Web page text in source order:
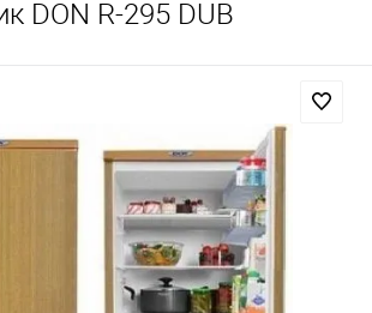
DON R-295 DUB